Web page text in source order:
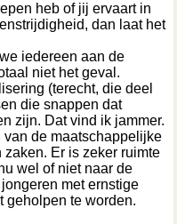
heb of jij ervaart in
dan laat het
iedereen aan de
niet het geval.
(terecht, die deel
die snappen dat
zijn. Dat vind ik jammer.
de maatschappelijke
Er is zeker ruimte
wel of niet naar de
met ernstige
geholpen te worden.